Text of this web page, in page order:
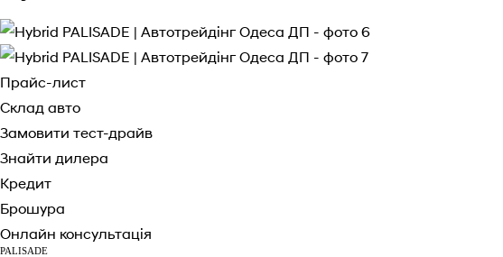
Прайс-лист
Склад авто
Замовити тест-драйв
Знайти дилера
Кредит
Брошура
Онлайн консультація
PALISADE